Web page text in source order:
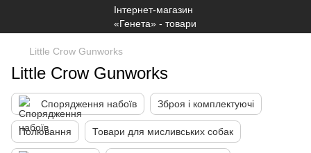
Little Crow Gunworks
Little Crow Gunworks
Спорядження набоїв Зброя і комплектуючі
Полювання Товари для мисливських собак